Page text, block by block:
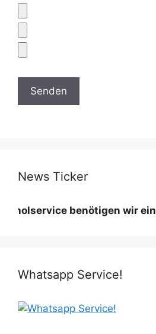
News Ticker
benötigen wir eine
Whatsapp Service!